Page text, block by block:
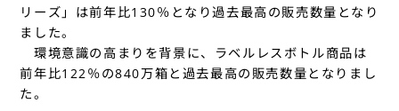
リーズ」は前年比130％となり過去最高の販売数量となり
ました。
環境意識の高まりを背景に、ラベルレスボトル商品は
前年比122％の840万箱と過去最高の販売数量となりまし
た。